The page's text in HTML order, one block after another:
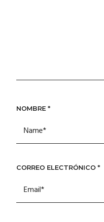
NOMBRE *
CORREO ELECTRÓNICO *